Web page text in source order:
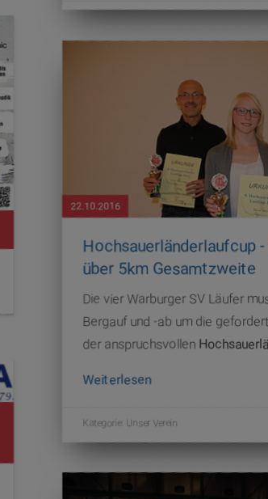
22.10.2016
Hochsauerländerlaufcup
über 5km Gesamtzweite
Die vier Warburger SV Läufer
Bergauf und -ab um die
der anspruchsvollen
Weiterlesen
Kategorie: Unser Verein